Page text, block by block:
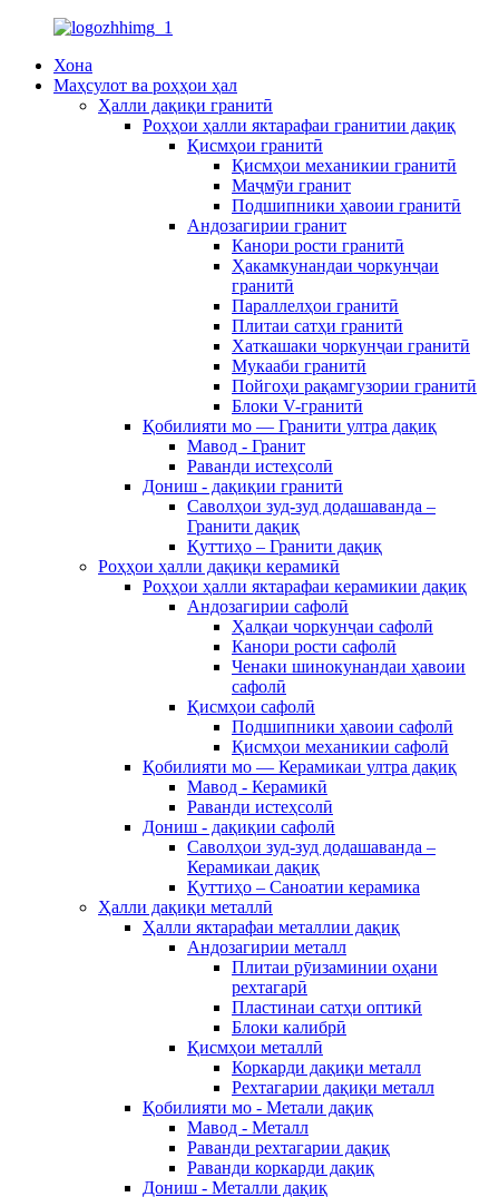
Хона
Маҳсулот ва роҳҳои ҳал
Ҳалли дақиқи гранитӣ
Роҳҳои ҳалли яктарафаи гранитии дақиқ
Қисмҳои гранитӣ
Қисмҳои механикии гранитӣ
Маҷмӯи гранит
Подшипники ҳавоии гранитӣ
Андозагирии гранит
Канори рости гранитӣ
Ҳакамкунандаи чоркунҷаи
гранитӣ
Параллелҳои гранитӣ
Плитаи сатҳи гранитӣ
Хаткашаки чоркунҷаи гранитӣ
Мукааби гранитӣ
Пойгоҳи рақамгузории гранитӣ
Блоки V-гранитӣ
Қобилияти мо — Гранити ултра дақиқ
Мавод - Гранит
Раванди истеҳсолӣ
Дониш - дақиқии гранитӣ
Саволҳои зуд-зуд додашаванда –
Гранити дақиқ
Қуттиҳо – Гранити дақиқ
Роҳҳои ҳалли дақиқи керамикӣ
Роҳҳои ҳалли яктарафаи керамикии дақиқ
Андозагирии сафолӣ
Ҳалқаи чоркунҷаи сафолӣ
Канори рости сафолӣ
Ченаки шинокунандаи ҳавоии
сафолӣ
Қисмҳои сафолӣ
Подшипники ҳавоии сафолӣ
Қисмҳои механикии сафолӣ
Қобилияти мо — Керамикаи ултра дақиқ
Мавод - Керамикӣ
Раванди истеҳсолӣ
Дониш - дақиқии сафолӣ
Саволҳои зуд-зуд додашаванда –
Керамикаи дақиқ
Қуттиҳо – Саноатии керамика
Ҳалли дақиқи металлӣ
Ҳалли яктарафаи металлии дақиқ
Андозагирии металл
Плитаи рӯизаминии оҳани
рехтагарӣ
Пластинаи сатҳи оптикӣ
Блоки калибрӣ
Қисмҳои металлӣ
Коркарди дақиқи металл
Рехтагарии дақиқи металл
Қобилияти мо - Метали дақиқ
Мавод - Металл
Раванди рехтагарии дақиқ
Раванди коркарди дақиқ
Дониш - Металли дақиқ